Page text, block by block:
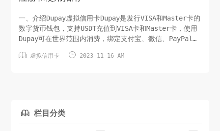
一、介绍Dupay虚拟信用卡Dupay是发行VISA和Master卡的
数字货币钱包，支持USDT充值到VISA卡和Master卡，使用
Dupay可在世界范围内消费，绑定支付宝、微信、PayPal等
宝买东西，在美团点外卖，给中石油充值哦。同时，也能拿
 虚拟信用卡  2023-11-16 AM
 栏目分类